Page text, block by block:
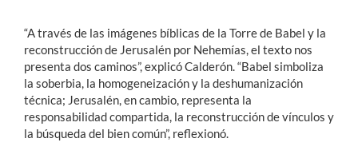
“A través de las imágenes bíblicas de la Torre de Babel y la
reconstrucción de Jerusalén por Nehemías, el texto nos
presenta dos caminos”, explicó Calderón. “Babel simboliza
la soberbia, la homogeneización y la deshumanización
técnica; Jerusalén, en cambio, representa la
responsabilidad compartida, la reconstrucción de vínculos y
la búsqueda del bien común”, reflexionó.